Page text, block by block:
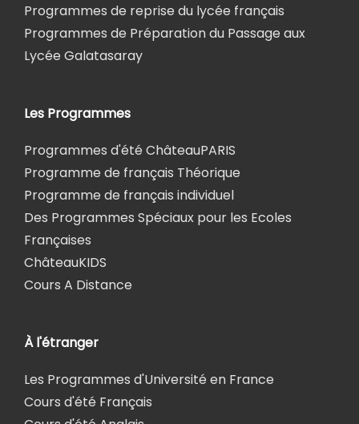
Programmes de reprise du lycée français
Programmes de Préparation du Passage aux
Lycée Galatasaray
Les Programmes
Programmes d'été ChâteauPARIS
Programme de français Théorique
Programme de français individuel
Des Programmes Spéciaux pour les Ecoles
Françaises
ChâteauKIDS
Cours A Distance
À l'étranger
Les Programmes d'Université en France
Cours d'été Français